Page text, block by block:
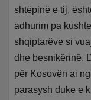
shtëpinë e tij,
adhurim pa
shqiptarëve si
dhe besnikërinë.
për Kosovën ai
parasysh duke e